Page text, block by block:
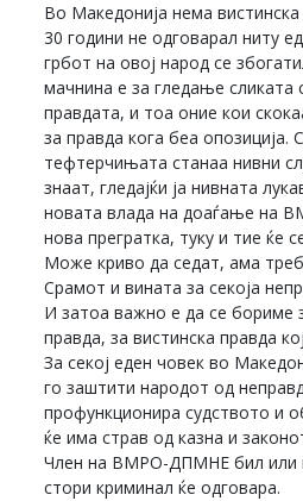
Во Македонија нема
30 години не одговарал ниту
грбот на овој народ се
мачнина е за гледање сликата
правдата, и тоа оние кои
за правда кога беа опозиција.
тефтерчињата станаа нивни
знаат, гледајќи ја нивната
новата влада на доаѓање на
нова прегратка, туку и тие ќе
Може криво да седат, ама
Срамот и вината за секоја
И затоа важно е да се бориме
правда, за вистинска правда
За секој еден човек во
го заштити народот од
профункционира судството и
ќе има страв од казна и
Член на ВМРО-ДПМНЕ бил или
стори криминал ќе одговара.